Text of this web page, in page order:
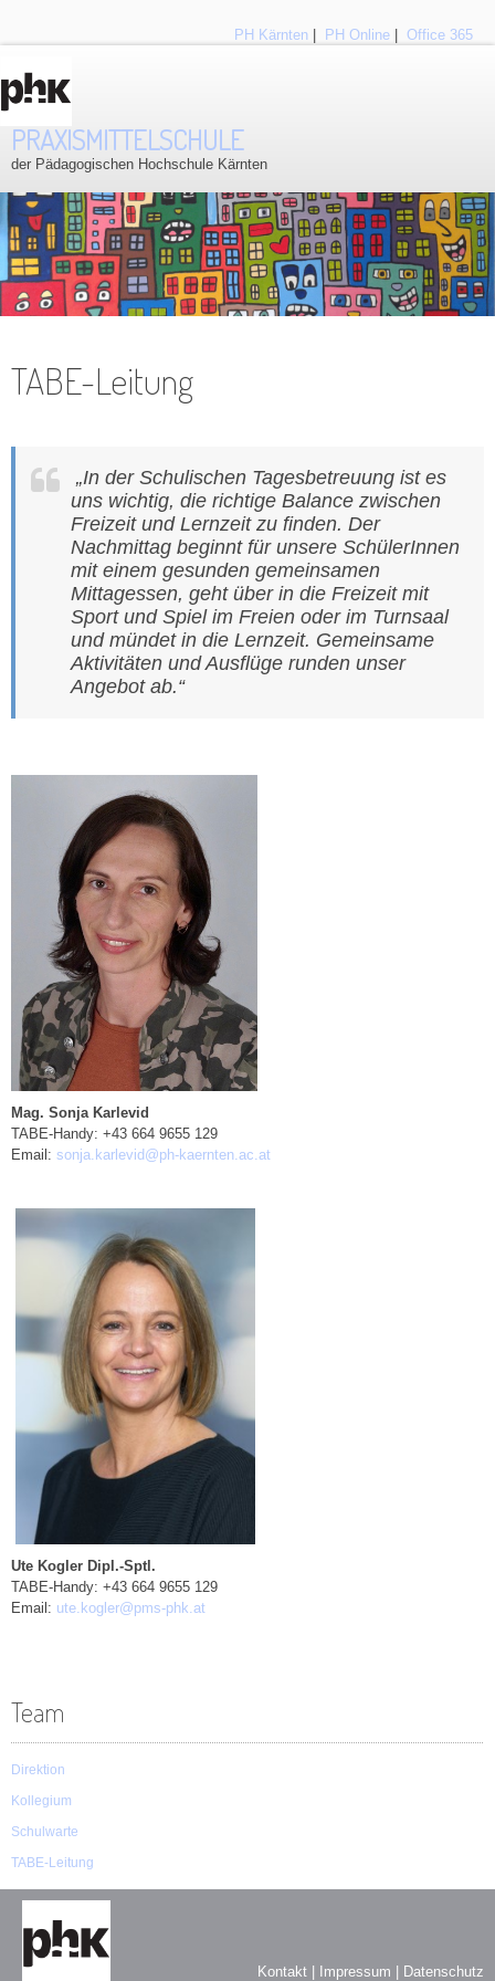
PH Kärnten PH Online Office 365
PRAXISMITTELSCHULE
der Pädagogischen Hochschule Kärnten
TABE-Leitung
„In der Schulischen Tagesbetreuung ist es
uns wichtig, die richtige Balance zwischen
Freizeit und Lernzeit zu finden. Der
Nachmittag beginnt für unsere SchülerInnen
mit einem gesunden gemeinsamen
Mittagessen, geht über in die Freizeit mit
Sport und Spiel im Freien oder im Turnsaal
und mündet in die Lernzeit. Gemeinsame
Aktivitäten und Ausflüge runden unser
Angebot ab.“
Mag. Sonja Karlevid
TABE-Handy: +43 664 9655 129
Email: sonja.karlevid@ph-kaernten.ac.at
Ute Kogler Dipl.-Sptl.
TABE-Handy: +43 664 9655 129
Email: ute.kogler@pms-phk.at
Team
Direktion
Kollegium
Schulwarte
TABE-Leitung
Kontakt | Impressum | Datenschutz